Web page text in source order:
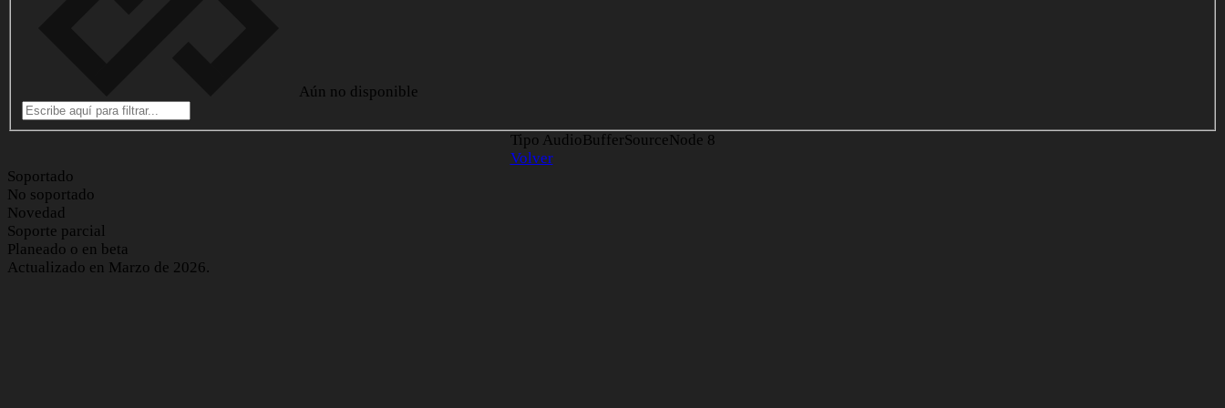
Aún no disponible
Tipo AudioBufferSourceNode 8
Volver
Soportado
No soportado
Novedad
Soporte parcial
Planeado o en beta
Actualizado en Marzo de 2026.